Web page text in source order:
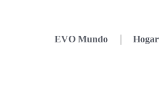
EVO Mundo Hogar